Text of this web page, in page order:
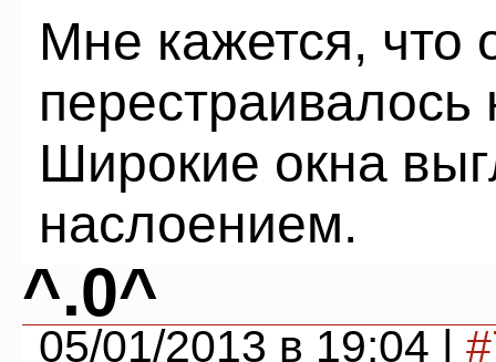
Мне кажется, что
перестраивалось
Широкие окна
наслоением.
^.0^
05/01/2013 в 19:04 |